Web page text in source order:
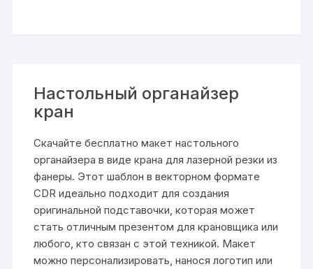
Настольный органайзер
кран
Скачайте бесплатно макет настольного
органайзера в виде крана для лазерной резки из
фанеры. Этот шаблон в векторном формате
CDR идеально подходит для создания
оригинальной подставочки, которая может
стать отличным презентом для крановщика или
любого, кто связан с этой техникой. Макет
можно персонализировать, нанося логотип или